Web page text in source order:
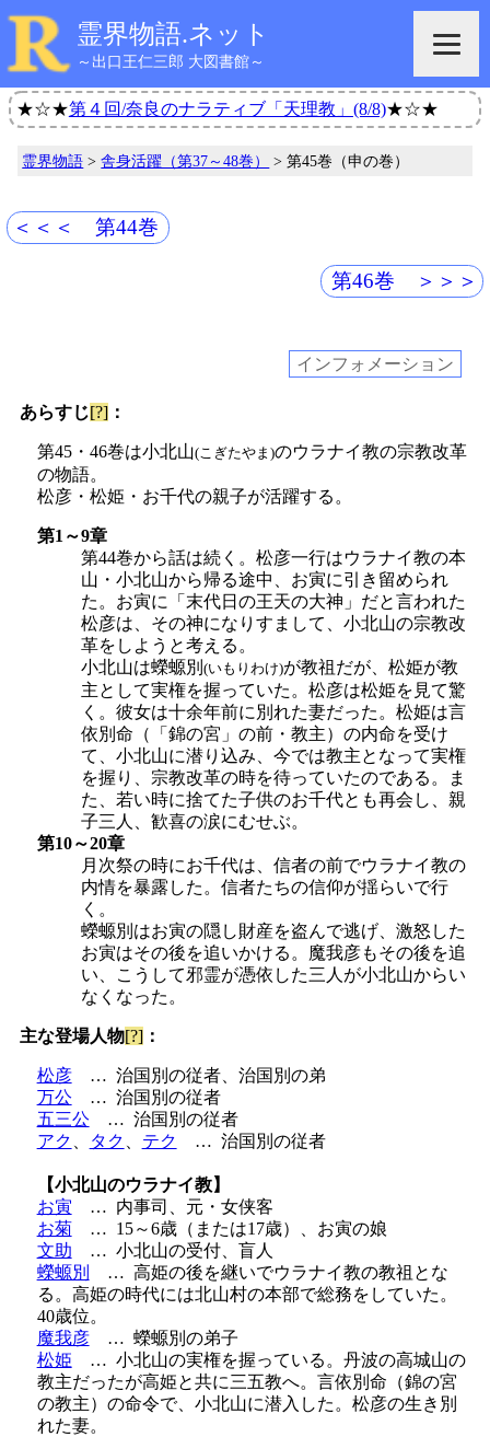
霊界物語.ネット
～出口王仁三郎 大図書館～
★☆★第４回/奈良のナラティブ「天理教」(8/8)★☆★
霊界物語 >舎身活躍（第37～48巻） > 第45巻（申の巻）
＜＜＜ 第44巻
第46巻 ＞＞＞
インフォメーション
あらすじ[?]：
第45・46巻は小北山(こぎたやま)のウラナイ教の宗教改革
の物語。
松彦・松姫・お千代の親子が活躍する。
第1～9章
第44巻から話は続く。松彦一行はウラナイ教の本
山・小北山から帰る途中、お寅に引き留められ
た。お寅に「末代日の王天の大神」だと言われた
松彦は、その神になりすまして、小北山の宗教改
革をしようと考える。
小北山は蠑螈別 (いもりわけ)が教祖だが、松姫が教
主として実権を握っていた。松彦は松姫を見て驚
く。彼女は十余年前に別れた妻だった。松姫は言
依別命（「錦の宮」の前・教主）の内命を受け
て、小北山に潜り込み、今では教主となって実権
を握り、宗教改革の時を待っていたのである。ま
た、若い時に捨てた子供のお千代とも再会し、親
子三人、歓喜の涙にむせぶ。
第10～20章
月次祭の時にお千代は、信者の前でウラナイ教の
内情を暴露した。信者たちの信仰が揺らいで行
く。
蠑螈別はお寅の隠し財産を盗んで逃げ、激怒した
お寅はその後を追いかける。魔我彦もその後を追
い、こうして邪霊が憑依した三人が小北山からい
なくなった。
主な登場人物[?]：
松彦 … 治国別の従者、治国別の弟
万公
… 治国別の従者
五三公
… 治国別の従者
アク
タク テク … 治国別の従者
【小北山のウラナイ教】
お寅
… 内事司、元・女侠客
お菊
… 15～6歳（または17歳）、お寅の娘
文助
… 小北山の受付、盲人
蠑螈別
… 高姫の後を継いでウラナイ教の教祖とな
る。高姫の時代には北山村の本部で総務をしていた。
40歳位。
魔我彦
… 蠑螈別の弟子
松姫
… 小北山の実権を握っている。丹波の高城山の
教主だったが高姫と共に三五教へ。言依別命（錦の宮
の教主）の命令で、小北山に潜入した。松彦の生き別
れた妻。